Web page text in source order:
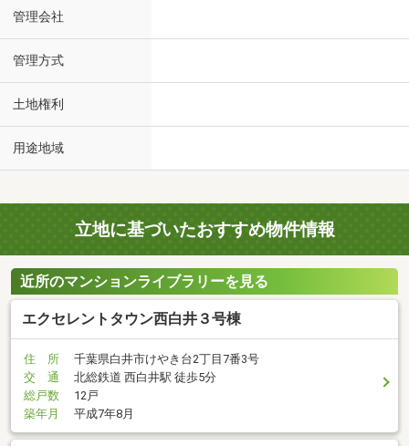
管理会社
管理方式
土地権利
用途地域
立地に基づいたおすすめ物件情報
近所のマンションライブラリーを見る
エクセレントタウン西白井３号棟
住 所
千葉県白井市けやき台2丁目7番3号
交 通
北総鉄道 西白井駅 徒歩5分
総戸数
12戸
築年月
平成7年8月